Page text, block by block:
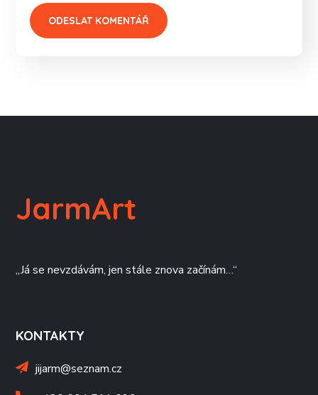
JarmArt
„Já se nevzdávám, jen stále znova začínám…“
KONTAKTY
jijarm@seznam.cz